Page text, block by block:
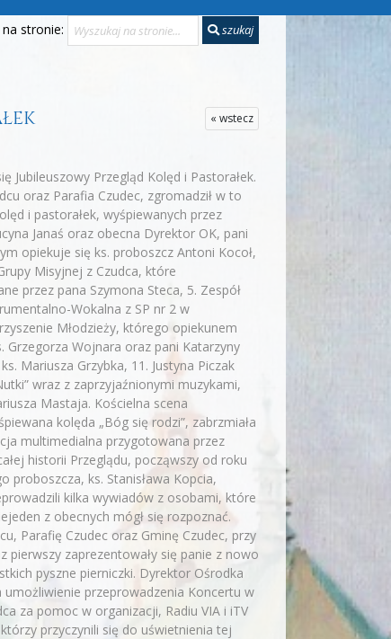
stronie: szukaj
« wstecz
Jubileuszowy Przegląd Kolęd i Pastorałek.
oraz Parafia Czudec, zgromadził w to
i pastorałek, wyśpiewanych przez
Janaś oraz obecna Dyrektor OK, pani
opiekuje się ks. proboszcz Antoni Kocoł,
Misyjnej z Czudca, które
przez pana Szymona Steca, 5. Zespół
Wokalna z SP nr 2 w
Młodzieży, którego opiekunem
Grzegorza Wojnara oraz pani Katarzyny
Mariusza Grzybka, 11. Justyna Piczak
wraz z zaprzyjaźnionymi muzykami,
Mastaja. Kościelna scena
kolęda „Bóg się rodzi”, zabrzmiała
multimedialna przygotowana przez
historii Przeglądu, począwszy od roku
proboszcza, ks. Stanisława Kopcia,
kilka wywiadów z osobami, które
z obecnych mógł się rozpoznać.
Parafię Czudec oraz Gminę Czudec, przy
pierwszy zaprezentowały się panie z nowo
pyszne pierniczki. Dyrektor Ośrodka
przeprowadzenia Koncertu w
za pomoc w organizacji, Radiu VIA i iTV
przyczynili się do uświetnienia tej